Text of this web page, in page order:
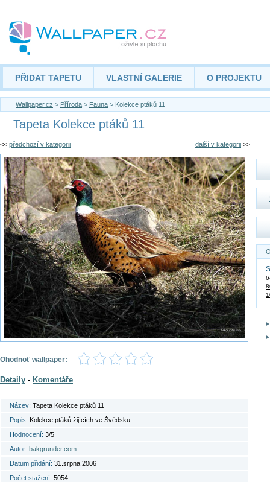
PŘIDAT TAPETU VLASTNÍ GALERIE O PROJEKTU
Wallpaper.cz > Příroda > Fauna > Kolekce ptáků 11
Tapeta Kolekce ptáků 11
<< předchozí v kategorii další v kategorii >>
Ohodnoť wallpaper:
Detaily - Komentáře
Název: Tapeta Kolekce ptáků 11
Popis: Kolekce ptáků žijících ve Švédsku.
Hodnocení: 3/5
Autor: bakgrunder.com
Datum přidání: 31.srpna 2006
Počet stažení: 5054